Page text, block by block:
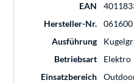
EAN
Hersteller-Nr.
061600
Ausführung
Betriebsart
Elektro
Einsatzbereich